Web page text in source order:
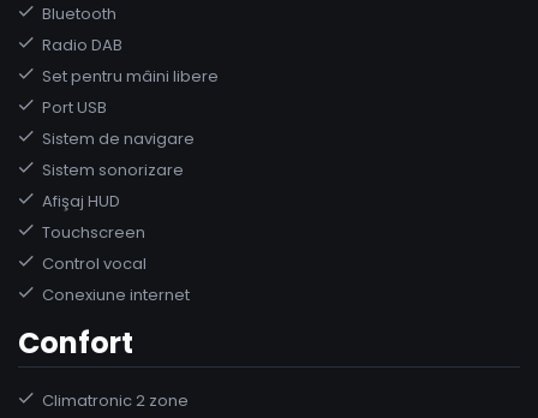
Bluetooth
Radio DAB
Set pentru mâini libere
Port USB
Sistem de navigare
Sistem sonorizare
Afişaj HUD
Touchscreen
Control vocal
Conexiune internet
Confort
Climatronic 2 zone